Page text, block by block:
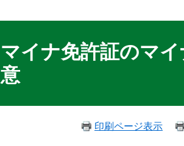
マイナ免許証のマ
意
印刷ページ表示